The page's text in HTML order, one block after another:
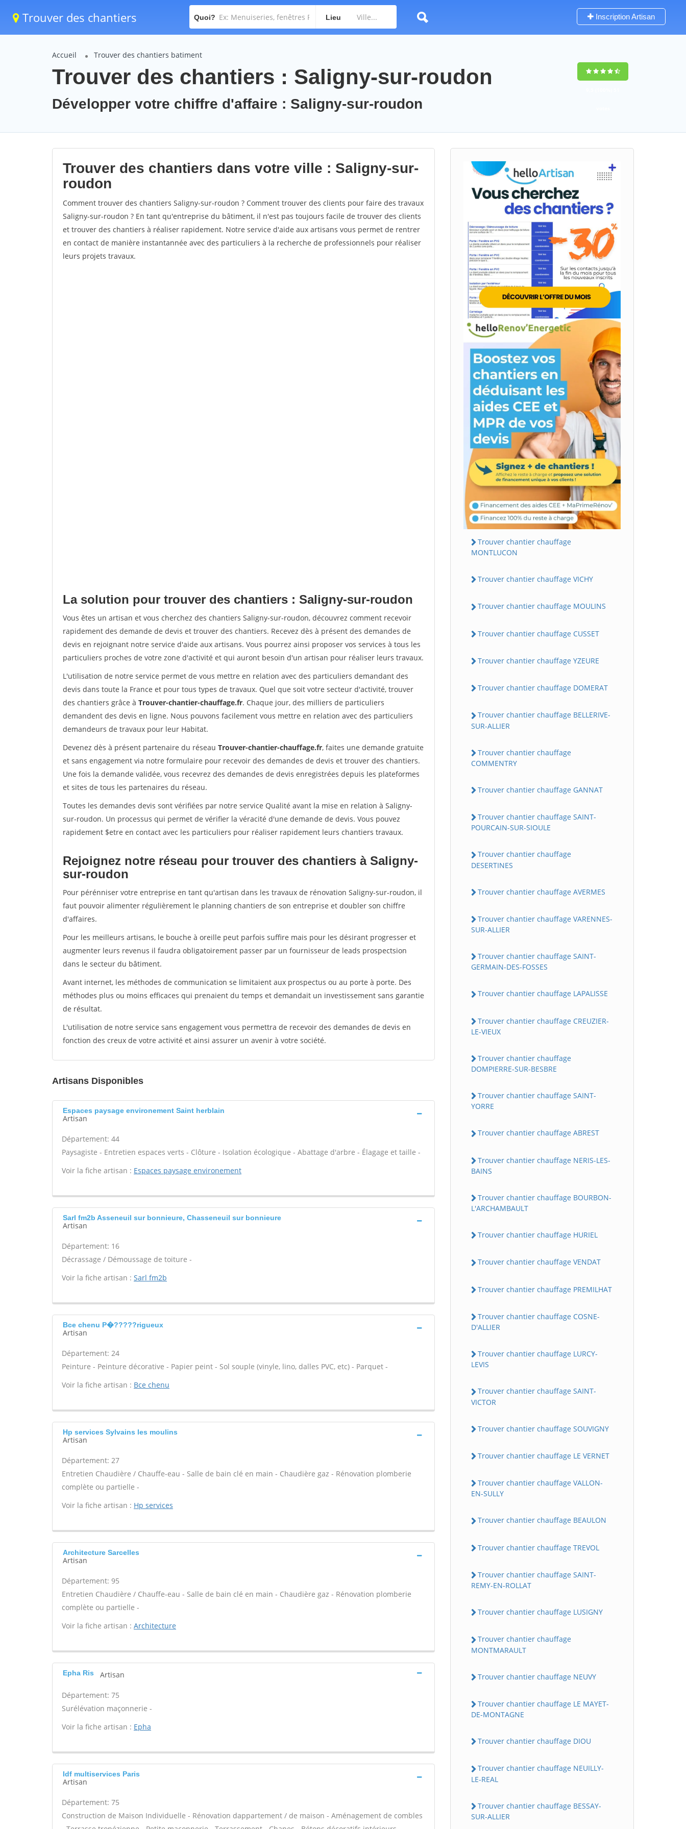
Trouver des chantiers Quoi? Lieu Inscription Artisan
Accueil Trouver des chantiers batiment
Trouver des chantiers : Saligny-sur-roudon
Développer votre chiffre d'affaire : Saligny-sur-roudon
Trouver des chantiers dans votre ville : Saligny-sur-
roudon
Comment trouver des chantiers Saligny-sur-roudon ? Comment trouver des clients pour faire des travaux
Saligny-sur-roudon ? En tant qu'entreprise du bâtiment, il n'est pas toujours facile de trouver des clients
et trouver des chantiers à réaliser rapidement. Notre service d'aide aux artisans vous permet de rentrer
en contact de manière instantannée avec des particuliers à la recherche de professionnels pour réaliser
leurs projets travaux.
La solution pour trouver des chantiers : Saligny-sur-roudon
Vous êtes un artisan et vous cherchez des chantiers Saligny-sur-roudon, découvrez comment recevoir
rapidement des demande de devis et trouver des chantiers. Recevez dès à présent des demandes de
devis en rejoignant notre service d'aide aux artisans. Vous pourrez ainsi proposer vos services à tous les
particuliers proches de votre zone d'activité et qui auront besoin d'un artisan pour réaliser leurs travaux.
L'utilisation de notre service permet de vous mettre en relation avec des particuliers demandant des
devis dans toute la France et pour tous types de travaux. Quel que soit votre secteur d'activité, trouver
des chantiers grâce à Trouver-chantier-chauffage.fr. Chaque jour, des milliers de particuliers
demandent des devis en ligne. Nous pouvons facilement vous mettre en relation avec des particuliers
demandeurs de travaux pour leur Habitat.
Devenez dès à présent partenaire du réseau Trouver-chantier-chauffage.fr, faites une demande gratuite
et sans engagement via notre formulaire pour recevoir des demandes de devis et trouver des chantiers.
Une fois la demande validée, vous recevrez des demandes de devis enregistrées depuis les plateformes
et sites de tous les partenaires du réseau.
Toutes les demandes devis sont vérifiées par notre service Qualité avant la mise en relation à Saligny-
sur-roudon. Un processus qui permet de vérifier la véracité d'une demande de devis. Vous pouvez
rapidement $etre en contact avec les particuliers pour réaliser rapidement leurs chantiers travaux.
Rejoignez notre réseau pour trouver des chantiers à Saligny-
sur-roudon
Pour pérénniser votre entreprise en tant qu'artisan dans les travaux de rénovation Saligny-sur-roudon, il
faut pouvoir alimenter régulièrement le planning chantiers de son entreprise et doubler son chiffre
d'affaires.
Pour les meilleurs artisans, le bouche à oreille peut parfois suffire mais pour les désirant progresser et
augmenter leurs revenus il faudra obligatoirement passer par un fournisseur de leads prospectsion
dans le secteur du bâtiment.
Avant internet, les méthodes de communication se limitaient aux prospectus ou au porte à porte. Des
méthodes plus ou moins efficaces qui prenaient du temps et demandait un investissement sans garantie
de résultat.
L'utilisation de notre service sans engagement vous permettra de recevoir des demandes de devis en
fonction des creux de votre activité et ainsi assurer un avenir à votre société.
Artisans Disponibles
Espaces paysage environement Saint herblain
Artisan
Département: 44
Paysagiste - Entretien espaces verts - Clôture - Isolation écologique - Abattage d'arbre - Élagage et taille -
Voir la fiche artisan : Espaces paysage environement
Sarl fm2b Asseneuil sur bonnieure, Chasseneuil sur bonnieure
Artisan
Département: 16
Décrassage / Démoussage de toiture -
Voir la fiche artisan : Sarl fm2b
Bce chenu P�?????rigueux
Artisan
Département: 24
Peinture - Peinture décorative - Papier peint - Sol souple (vinyle, lino, dalles PVC, etc) - Parquet -
Voir la fiche artisan : Bce chenu
Hp services Sylvains les moulins
Artisan
Département: 27
Entretien Chaudière / Chauffe-eau - Salle de bain clé en main - Chaudière gaz - Rénovation plomberie
complète ou partielle -
Voir la fiche artisan : Hp services
Architecture Sarcelles
Artisan
Département: 95
Entretien Chaudière / Chauffe-eau - Salle de bain clé en main - Chaudière gaz - Rénovation plomberie
complète ou partielle -
Voir la fiche artisan : Architecture
Epha Ris Artisan
Département: 75
Surélévation maçonnerie -
Voir la fiche artisan : Epha
Idf multiservices Paris
Artisan
Département: 75
Construction de Maison Individuelle - Rénovation dappartement / de maison - Aménagement de combles
Trouver chantier chauffage
MONTLUCON
Trouver chantier chauffage VICHY
Trouver chantier chauffage MOULINS
Trouver chantier chauffage CUSSET
Trouver chantier chauffage YZEURE
Trouver chantier chauffage DOMERAT
Trouver chantier chauffage BELLERIVE-
SUR-ALLIER
Trouver chantier chauffage
COMMENTRY
Trouver chantier chauffage GANNAT
Trouver chantier chauffage SAINT-
POURCAIN-SUR-SIOULE
Trouver chantier chauffage
DESERTINES
Trouver chantier chauffage AVERMES
Trouver chantier chauffage VARENNES-
SUR-ALLIER
Trouver chantier chauffage SAINT-
GERMAIN-DES-FOSSES
Trouver chantier chauffage LAPALISSE
Trouver chantier chauffage CREUZIER-
LE-VIEUX
Trouver chantier chauffage
DOMPIERRE-SUR-BESBRE
Trouver chantier chauffage SAINT-
YORRE
Trouver chantier chauffage ABREST
Trouver chantier chauffage NERIS-LES-
BAINS
Trouver chantier chauffage BOURBON-
L'ARCHAMBAULT
Trouver chantier chauffage HURIEL
Trouver chantier chauffage VENDAT
Trouver chantier chauffage PREMILHAT
Trouver chantier chauffage COSNE-
D'ALLIER
Trouver chantier chauffage LURCY-
LEVIS
Trouver chantier chauffage SAINT-
VICTOR
Trouver chantier chauffage SOUVIGNY
Trouver chantier chauffage LE VERNET
Trouver chantier chauffage VALLON-
EN-SULLY
Trouver chantier chauffage BEAULON
Trouver chantier chauffage TREVOL
Trouver chantier chauffage SAINT-
REMY-EN-ROLLAT
Trouver chantier chauffage LUSIGNY
Trouver chantier chauffage
MONTMARAULT
Trouver chantier chauffage NEUVY
Trouver chantier chauffage LE MAYET-
DE-MONTAGNE
Trouver chantier chauffage DIOU
Trouver chantier chauffage NEUILLY-
LE-REAL
Trouver chantier chauffage BESSAY-
SUR-ALLIER